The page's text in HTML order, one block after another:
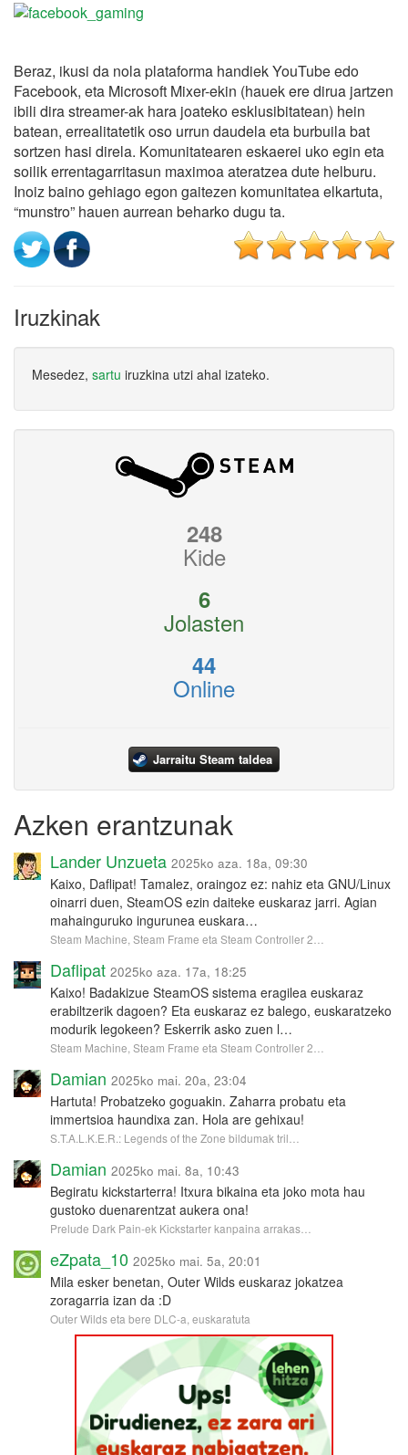
Beraz, ikusi da nola plataforma handiek YouTube edo
Facebook, eta Microsoft Mixer-ekin (hauek ere dirua jartzen
ibili dira streamer-ak hara joateko esklusibitatean) hein
batean, errealitatetik oso urrun daudela eta burbuila bat
sortzen hasi direla. Komunitatearen eskaerei uko egin eta
soilik errentagarritasun maximoa ateratzea dute helburu.
Inoiz baino gehiago egon gaitezen komunitatea elkartuta,
“munstro” hauen aurrean beharko dugu ta.
Iruzkinak
Mesedez, sartu iruzkina utzi ahal izateko.
248
Kide
6
Jolasten
44
Online
Jarraitu Steam taldea
Azken erantzunak
Lander Unzueta 2025ko aza. 18a, 09:30
Kaixo, Daflipat! Tamalez, oraingoz ez: nahiz eta GNU/Linux
oinarri duen, SteamOS ezin daiteke euskaraz jarri. Agian
mahainguruko ingurunea euskara…
Steam Machine, Steam Frame eta Steam Controller 2…
Daflipat 2025ko aza. 17a, 18:25
Kaixo! Badakizue SteamOS sistema eragilea euskaraz
erabiltzerik dagoen? Eta euskaraz ez balego, euskaratzeko
modurik legokeen? Eskerrik asko zuen l…
Steam Machine, Steam Frame eta Steam Controller 2…
Damian 2025ko mai. 20a, 23:04
Hartuta! Probatzeko goguakin. Zaharra probatu eta
immertsioa haundixa zan. Hola are gehixau!
S.T.A.L.K.E.R.: Legends of the Zone bildumak tril…
Damian 2025ko mai. 8a, 10:43
Begiratu kickstarterra! Itxura bikaina eta joko mota hau
gustoko duenarentzat aukera ona!
Prelude Dark Pain-ek Kickstarter kanpaina arrakas…
eZpata_10 2025ko mai. 5a, 20:01
Mila esker benetan, Outer Wilds euskaraz jokatzea
zoragarria izan da :D
Outer Wilds eta bere DLC-a, euskaratuta